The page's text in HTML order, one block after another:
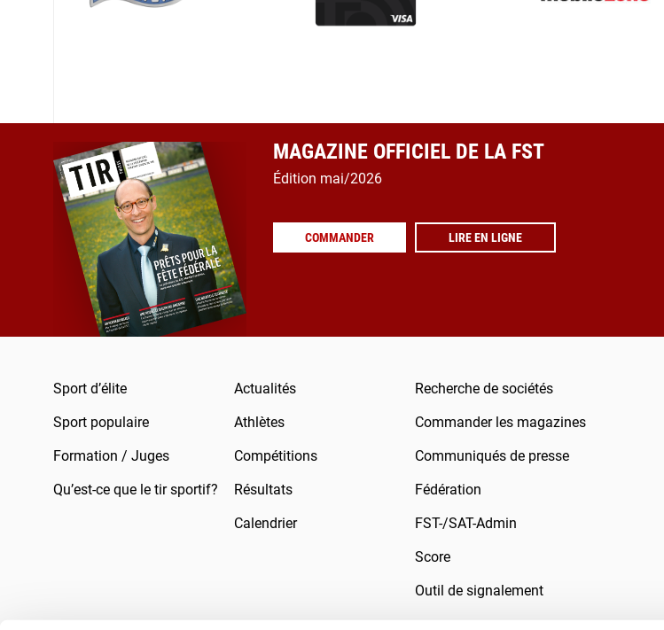
MAGAZINE OFFICIEL DE LA FST
Édition mai/2026
COMMANDER LIRE EN LIGNE
Sport d’élite
Sport populaire
Formation / Juges
Qu’est-ce que le tir sportif?
Actualités
Athlètes
Compétitions
Résultats
Calendrier
Recherche de sociétés
Commander les magazines
Communiqués de presse
Fédération
FST-/SAT-Admin
Score
Outil de signalement